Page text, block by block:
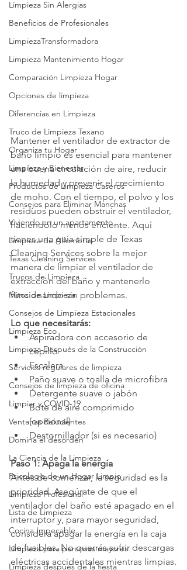
Limpieza Sin Alergias
Beneficios de Profesionales
LimpiezaTransformadora
Limpieza Mantenimiento Hogar
Comparación Limpieza Hogar
Opciones de limpieza
Diferencias en Limpieza
Truco de Limpieza Texano
Organiza tu Hogar
Limpieza y Bienestar
Productos de Limpieza Caseros
Consejos para Eliminar Manchas
Viviendo en un apartamento
Limpieza de Alfombras
Texas Cleaning Services
Trucos de Limpieza
Mitos de Limpieza
Consejos de Limpieza Estacionales
Limpieza Eco
Limpieza Después de la Construcción
Servicios regulares de limpieza
Consejos de limpieza de oficina
Limpiar y COVID-19
Ventanas Relucientes
Domina el desorden
La Ciencia de la Limpieza
Psicología de un Hogar Limpio
Limpieza Profesional
Lista de Limpieza
Cocina Impecable
Limpieza para personas mayores
Limpieza después de la fiesta
Mantener el ventilador de extractor de
baño limpio es esencial para mantener
una buena circulación de aire, reducir
la humedad y prevenir el crecimiento
de moho. Con el tiempo, el polvo y los
residuos pueden obstruir el ventilador,
haciéndolo menos eficiente. Aquí
tienes una guía simple de Texas
Cleaning Services sobre la mejor
manera de limpiar el ventilador de
extracción del baño y mantenerlo
funcionando sin problemas.
Lo que necesitarás:
Aspiradora con accesorio de
cepillo
Escalera
Paño suave o toalla de microfibra
Detergente suave o jabón
Bote de aire comprimido
(opcional)
Destornillador (si es necesario)
Paso 1: Apaga la energía
Antes de comenzar, la seguridad es la
prioridad. Asegúrate de que el
ventilador del baño esté apagado en el
interruptor y, para mayor seguridad,
considera apagar la energía en la caja
de fusibles. No querrás sufrir descargas
eléctricas accidentales mientras limpias.